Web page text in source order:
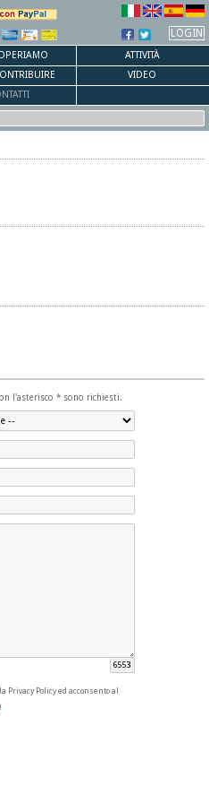
LOGIN
ATTIVITÀ
VIDEO
l'asterisco * sono richiesti.
Privacy Policy ed acconsento al
)